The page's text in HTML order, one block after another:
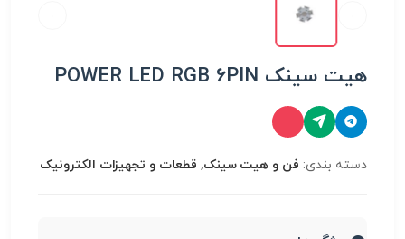
هیت سینک POWER LED RGB 6PIN
دسته بندی: فن و هیت سینک, قطعات و تجهیزات الکترونیک